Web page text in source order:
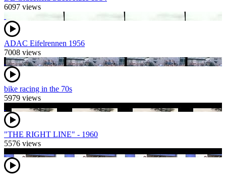
6097 views
ADAC Eifelrennen 1956
7008 views
bike racing in the 70s
5979 views
"THE RIGHT LINE" - 1960
5576 views